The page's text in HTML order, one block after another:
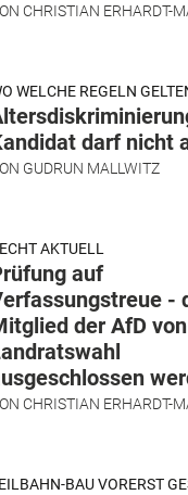
CHRISTIAN ERHARDT-
WELCHE REGELN
darf nicht
GUDRUN MALLWITZ
AKTUELL
auf
-
der AfD
CHRISTIAN ERHARDT-
BAU VORERST